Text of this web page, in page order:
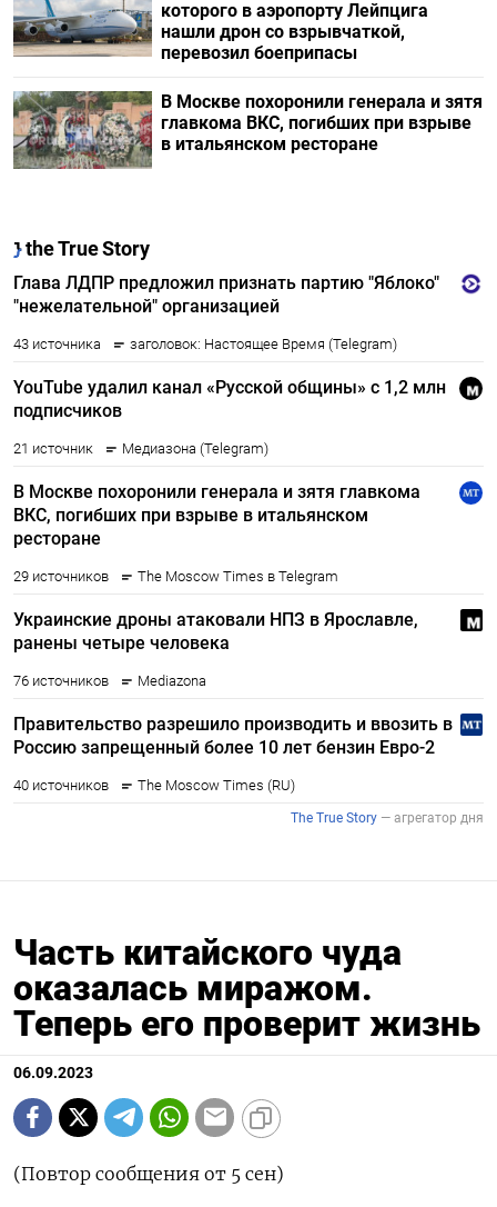
которого в аэропорту Лейпцига
нашли дрон со взрывчаткой,
перевозил боеприпасы
В Москве похоронили генерала и зятя
главкома ВКС, погибших при взрыве
в итальянском ресторане
Часть китайского чуда
оказалась миражом.
Теперь его проверит жизнь
06.09.2023
(Повтор сообщения от 5 сен)